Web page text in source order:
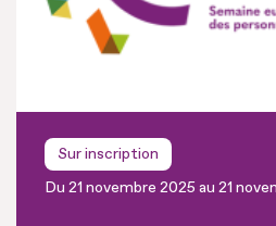
Sur inscription
Du 21 novembre 2025 au 21